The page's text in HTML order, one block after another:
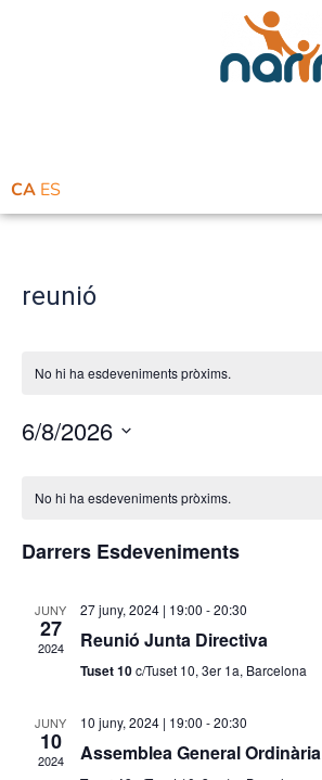
CA ES
reunió
No hi ha esdeveniments pròxims.
6/8/2026
data.
Calendari
Esdeveniments
No hi ha esdeveniments pròxims.
Darrers Esdeveniments
JUNY
27
2024
27 juny, 2024 | 19:00 -20:30
Reunió Junta Directiva
Tuset 10c/Tuset 10, 3er 1a, Barcelona
JUNY
10
2024
10 juny, 2024 | 19:00 -20:30
Assemblea General Ordinària